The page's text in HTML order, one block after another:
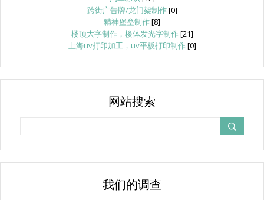
跨街广告牌/龙门架制作[0]
精神堡垒制作[8]
楼顶大字制作，楼体发光字制作[21]
上海uv打印加工，uv平板打印制作[0]
网站搜索
我们的调查